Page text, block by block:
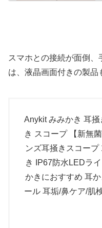
スマホとの接続が面倒、
は、液晶画面付きの製品
Anykit みみかき 耳
き スコープ 【新無
ンズ耳掻きスコー
き IP67防水LEDラ
かきにおすすめ 耳
ール 耳垢/鼻ケア/肌